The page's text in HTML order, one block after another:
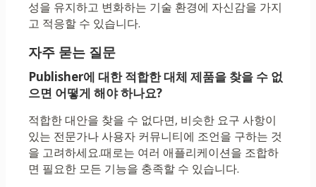
성을 유지하고 변화하는 기술 환경에 자신감을 가지
고 적응할 수 있습니다.
자주 묻는 질문
Publisher에 대한 적합한 대체 제품을 찾을 수 없
으면 어떻게 해야 하나요?
적합한 대안을 찾을 수 없다면, 비슷한 요구 사항이
있는 전문가나 사용자 커뮤니티에 조언을 구하는 것
을 고려하세요.때로는 여러 애플리케이션을 조합하
면 필요한 모든 기능을 충족할 수 있습니다.